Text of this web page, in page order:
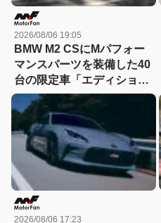
2026/08/06 19:05
BMW M2 CSにMパフォー
マンスパーツを装備した40
台の限定車「エディショ
ン・エッジ」が登場！
2026/08/06 17:23